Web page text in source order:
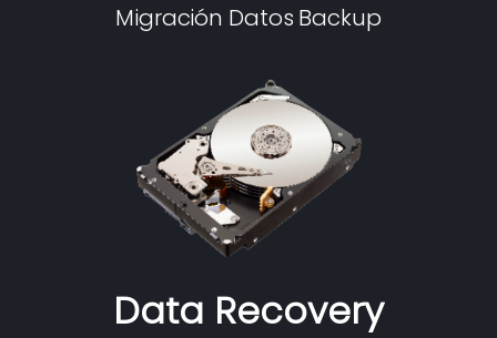
Migración Datos Backup
Data Recovery